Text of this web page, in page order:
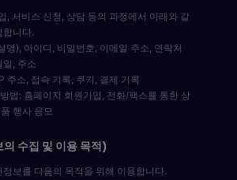
서비스 신청, 상담 등의 과정에서 아래와 같
합니다.
명), 아이디, 비밀번호, 이메일 주소, 연락처
일, 주소
주소, 접속 기록, 쿠키, 결제 기록
법: 홈페이지 회원가입, 전화/팩스를 통한 상
행사 응모
수집 및 이용 목적)
보를 다음의 목적을 위해 이용합니다.